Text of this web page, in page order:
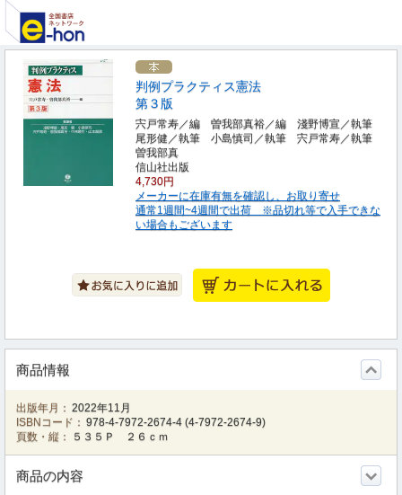
判例プラクティス憲法
第３版
宍戸常寿／編 曽我部真裕／編 淺野博宣／執筆
尾形健／執筆 小島慎司／執筆 宍戸常寿／執筆
曽我部真
信山社出版
4,730円
メーカーに在庫有無を確認し、お取り寄せ
通常1週間~4週間で出荷 ※品切れ等で入手できな
い場合もございます
商品情報
出版年月： 2022年11月
ISBNコード： 978-4-7972-2674-4 (4-7972-2674-9)
頁数・縦：
５３５Ｐ ２６ｃｍ
商品の内容